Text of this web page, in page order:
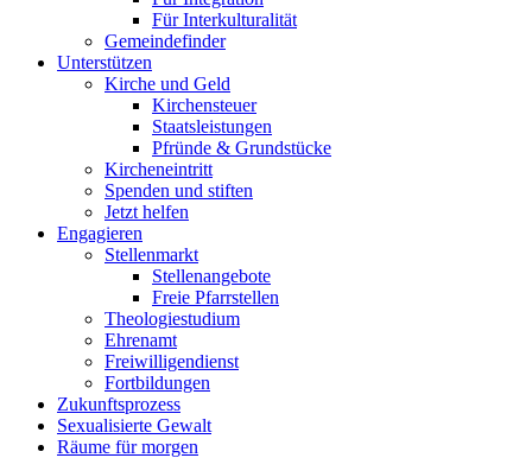
Für Interkulturalität
Gemeindefinder
Unterstützen
Kirche und Geld
Kirchensteuer
Staatsleistungen
Pfründe & Grundstücke
Kircheneintritt
Spenden und stiften
Jetzt helfen
Engagieren
Stellenmarkt
Stellenangebote
Freie Pfarrstellen
Theologiestudium
Ehrenamt
Freiwilligendienst
Fortbildungen
Zukunftsprozess
Sexualisierte Gewalt
Räume für morgen